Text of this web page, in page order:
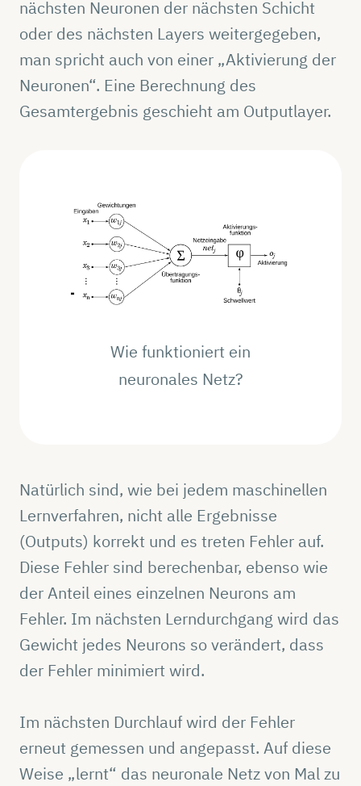
nächsten Neuronen der nächsten Schicht
oder des nächsten Layers weitergegeben,
man spricht auch von einer „Aktivierung der
Neuronen“. Eine Berechnung des
Gesamtergebnis geschieht am Outputlayer.
Wie funktioniert ein
neuronales Netz?
Natürlich sind, wie bei jedem maschinellen
Lernverfahren, nicht alle Ergebnisse
(Outputs) korrekt und es treten Fehler auf.
Diese Fehler sind berechenbar, ebenso wie
der Anteil eines einzelnen Neurons am
Fehler. Im nächsten Lerndurchgang wird das
Gewicht jedes Neurons so verändert, dass
der Fehler minimiert wird.
Im nächsten Durchlauf wird der Fehler
erneut gemessen und angepasst. Auf diese
Weise „lernt“ das neuronale Netz von Mal zu